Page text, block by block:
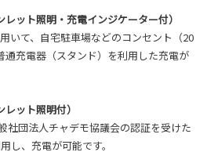
ット照明・充電インジケーター付）
いて、自宅駐車場などのコンセント（20
通充電器（スタンド）を利用した充電が
ット照明付）
社団法人チャデモ協議会の認証を受けた
し、充電が可能です。